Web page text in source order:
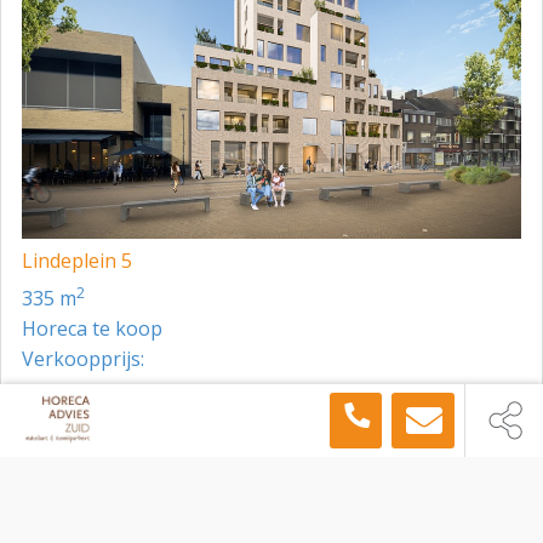
Lindeplein 5
335 m2
Horeca te koop
Verkoopprijs:
Toon meer panden in de buurt →